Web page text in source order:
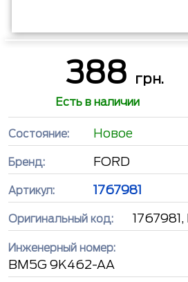
388 грн.
Есть в наличии
Состояние: Новое
Бренд: FORD
Артикул: 1767981
Оригинальный код:
Инженерный номер:
BM5G 9K462-AA